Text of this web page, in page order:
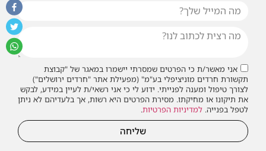
אני מאשר/ת כי הפרטים שמסרתי יישמרו במאגר של "קבוצת
תקשורת חרדים מוניציפלי בע"מ" (מפעילת אתר "חרדים ירושלים")
לצורך טיפול ומענה לפנייתי. ידוע לי כי אני רשאי/ת לעיין במידע, לבקש
את תיקונו או מחיקתו. מסירת הפרטים היא רשות, אך בלעדיהם לא ניתן
לטפל בפנייה. למדיניות הפרטיות.
שליחה